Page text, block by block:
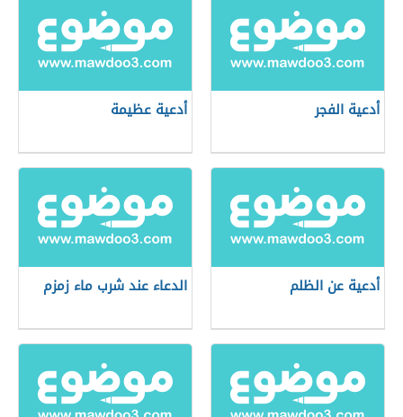
أدعية الفجر أدعية عظيمة
أدعية عن الظلم الدعاء عند شرب ماء زمزم